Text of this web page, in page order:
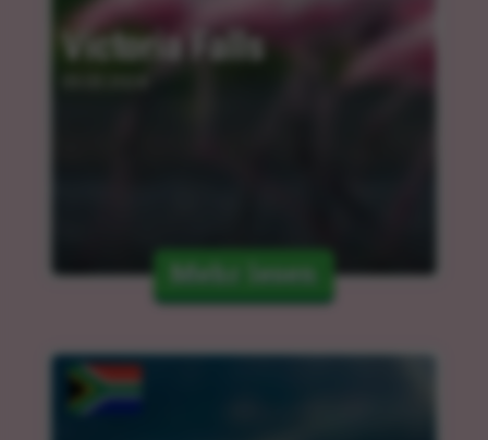
Victoria Falls
Mehr lesen